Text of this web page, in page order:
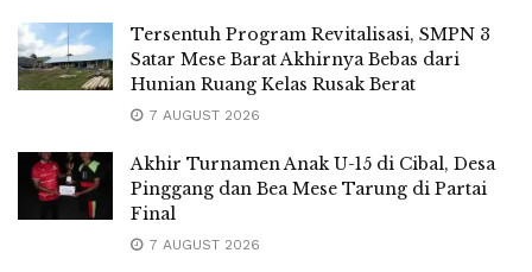
Tersentuh Program Revitalisasi, SMPN 3
Satar Mese Barat Akhirnya Bebas dari
Hunian Ruang Kelas Rusak Berat
7 AUGUST 2026
Akhir Turnamen Anak U-15 di Cibal, Desa
Pinggang dan Bea Mese Tarung di Partai
Final
7 AUGUST 2026